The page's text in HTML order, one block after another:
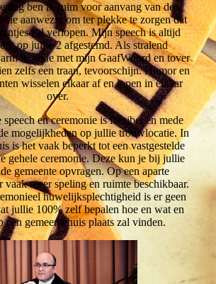
dag ben ik ruim voor aanvang van de
aanwezig om ter plekke te zorgen dat
zal verlopen. Mijn speech is altijd
op jullie 2 afgestemd. Als stralend
ik jullie met mijn GaafWoord en tover
zelfs een traan, tevoorschijn. Humor en
wisselen elkaar af en lopen in elkaar
over.
en ceremonie is flexibel en mede
mogelijkheden op jullie trouwlocatie. In
is het vaak beperkt tot een vastgestelde
gehele ceremonie. Deze kun je bij jullie
gemeente opvragen. Op een aparte
vaak meer speling en ruimte beschikbaar.
huwelijksplechtigheid is er geen
jullie 100% zelf bepalen hoe en wat en
een gemeentehuis plaats zal vinden.